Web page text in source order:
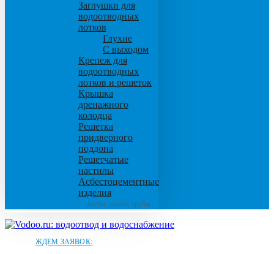
Заглушки для
водоотводных
лотков
Глухие
С выходом
Крепеж для
водоотводных
лотков и решеток
Крышка
дренажного
колодца
Решетка
придверного
поддона
Решетчатые
настилы
Асбестоцементные
изделия
Листы, плиты, трубы
ЖДЕМ ЗАЯВОК: